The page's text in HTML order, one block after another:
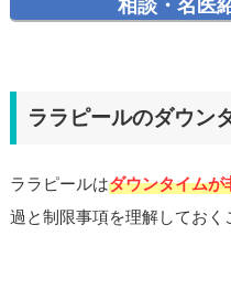
ララピールのダウン
ララピールはダウンタイムが
過と制限事項を理解しておく